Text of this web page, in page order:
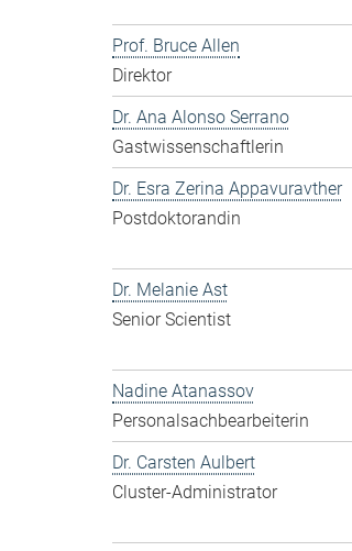
Prof. Bruce Allen
Direktor
Dr. Ana Alonso Serrano
Gastwissenschaftlerin
Dr. Esra Zerina Appavuravther
Postdoktorandin
Dr. Melanie Ast
Senior Scientist
Nadine Atanassov
Personalsachbearbeiterin
Dr. Carsten Aulbert
Cluster-Administrator